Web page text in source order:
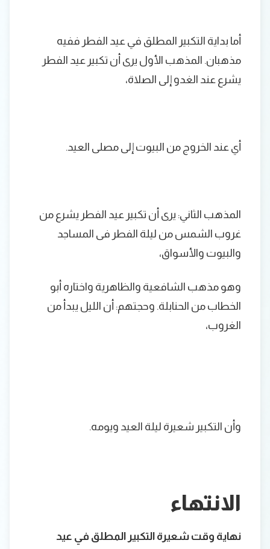
أما بداية التكبير المطلق في عيد الفطر ففيه
مذهبان. المذهب الأول يرى أن تكبير عيد الفطر
يشرع عند الغدو إلى الصلاة،
أي عند الخروج من البيوت إلى مصلى العيد.
المذهب الثاني: يرى أن تكبير عيد الفطر يشرع من
غروب الشمس من ليلة الفطر فى المساجد
والبيوت والأسواق،
وهو مذهب الشافعية والظاهرية واختاره أبو
الخطاب من الحنابلة. وحجتهم: أن الليل يبدأ من
الغروب،
وأن التكبير شعيرة ليلة العيد ويومه.
الانتهاء
نهاية وقت شعيرة التكبير المطلق في عيد